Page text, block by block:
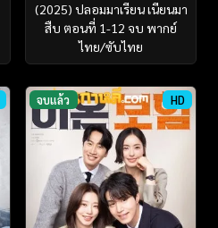
(2025) ปลอมมาเรียน เนียนมา
สืบ ตอนที่ 1-12 จบ พากย์
ไทย/ซับไทย
จบแล้ว HD